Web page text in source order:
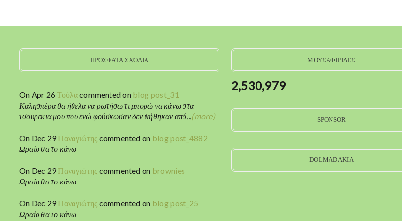
ΠΡΌΣΦΑΤΑ ΣΧΌΛΙΑ
On Apr 26Τούλαcommented on blog post_31
Καλησπέρα θα ήθελα να ρωτήσω τι μπορώ να κάνω στα
τσουρεκια μου που ενώ φούσκωσαν δεν ψήθηκαν από...(more)
On Dec 29Παναγιώτης commented on blog post_4882
Ωραίο θα το κάνω
On Dec 29Παναγιώτης commented on brownies
Ωραίο θα το κάνω
On Dec 29Παναγιώτης commented on blog post_25
Ωραίο θα το κάνω
ΜΟΥΣΑΦΙΡΙΔΕΣ
2,530,979
SPONSOR
DOLMADAKIA